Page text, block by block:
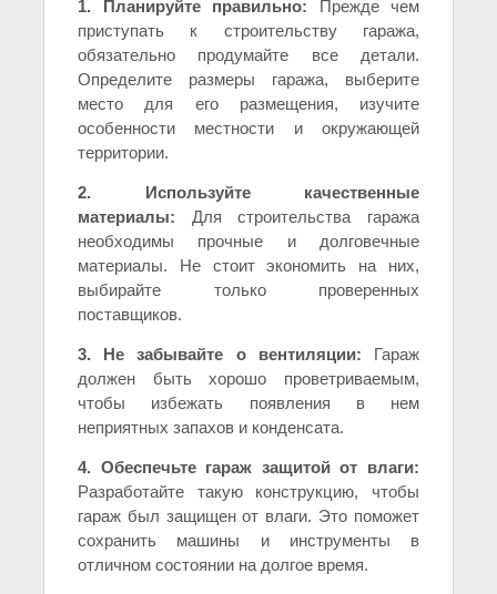
1. Планируйте правильно: Прежде чем
приступать к строительству гаража,
обязательно продумайте все детали.
Определите размеры гаража, выберите
место для его размещения, изучите
особенности местности и окружающей
территории.
2. Используйте качественные
материалы: Для строительства гаража
необходимы прочные и долговечные
материалы. Не стоит экономить на них,
выбирайте только проверенных
поставщиков.
3. Не забывайте о вентиляции: Гараж
должен быть хорошо проветриваемым,
чтобы избежать появления в нем
неприятных запахов и конденсата.
4. Обеспечьте гараж защитой от влаги:
Разработайте такую конструкцию, чтобы
гараж был защищен от влаги. Это поможет
сохранить машины и инструменты в
отличном состоянии на долгое время.